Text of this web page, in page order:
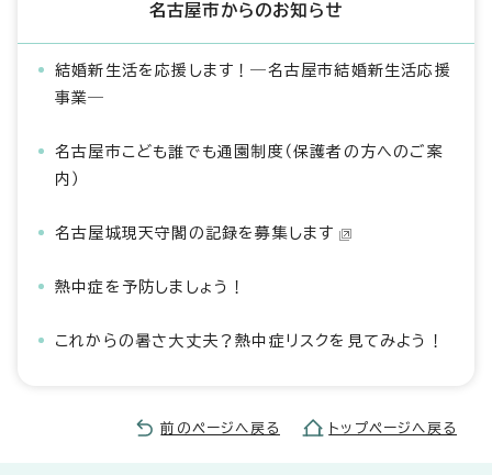
名古屋市からのお知らせ
結婚新生活を応援します！―名古屋市結婚新生活応援
事業―
名古屋市こども誰でも通園制度（保護者の方へのご案
内）
名古屋城現天守閣の記録を募集します
熱中症を予防しましょう！
これからの暑さ大丈夫？熱中症リスクを見てみよう！
前のページへ戻る トップページへ戻る